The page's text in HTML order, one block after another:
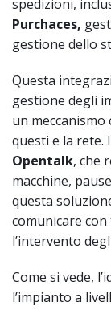
spedizioni,
Purchaces,
gestione dello
Questa
gestione degli
un
questi e la rete.
Opentalk, che
macchine,
questa
comunicare
l’intervento
Come si vede,
l’impianto a